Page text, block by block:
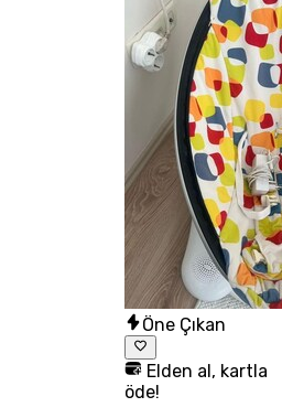
Öne Çıkan
Elden al, kartla
öde!